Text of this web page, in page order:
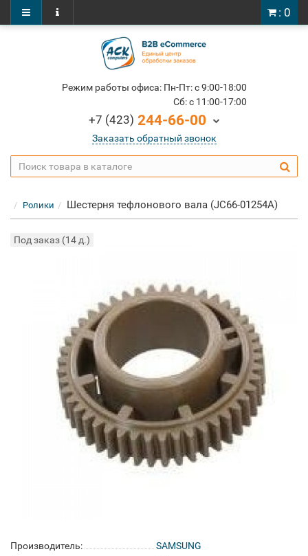
: 0
Режим работы офиса: Пн-Пт: c 9:00-18:00
Cб: c 11:00-17:00
+7 (423) 244-66-00
Заказать обратный звонок
Ролики Шестерня тефлонового вала (JC66-01254A)
Под заказ (14 д.)
Производитель:
SAMSUNG